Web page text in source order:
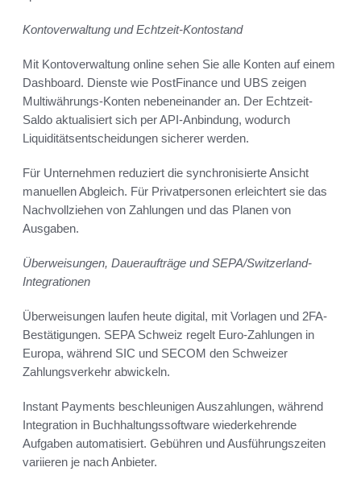
Kontoverwaltung und Echtzeit-Kontostand
Mit Kontoverwaltung online sehen Sie alle Konten auf einem
Dashboard. Dienste wie PostFinance und UBS zeigen
Multiwährungs-Konten nebeneinander an. Der Echtzeit-
Saldo aktualisiert sich per API-Anbindung, wodurch
Liquiditätsentscheidungen sicherer werden.
Für Unternehmen reduziert die synchronisierte Ansicht
manuellen Abgleich. Für Privatpersonen erleichtert sie das
Nachvollziehen von Zahlungen und das Planen von
Ausgaben.
Überweisungen, Daueraufträge und SEPA/Switzerland-
Integrationen
Überweisungen laufen heute digital, mit Vorlagen und 2FA-
Bestätigungen. SEPA Schweiz regelt Euro-Zahlungen in
Europa, während SIC und SECOM den Schweizer
Zahlungsverkehr abwickeln.
Instant Payments beschleunigen Auszahlungen, während
Integration in Buchhaltungssoftware wiederkehrende
Aufgaben automatisiert. Gebühren und Ausführungszeiten
variieren je nach Anbieter.